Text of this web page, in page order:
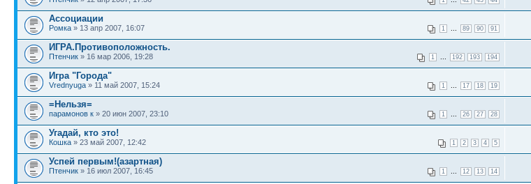
Ассоциации
1 89 90 91
Ромка » 13 апр 2007, 16:07
ИГРА.Противоположность.
1 192 193 194
Птенчик » 16 мар 2006, 19:28
Игра "Города"
1 17 18 19
Vrednyuga » 11 май 2007, 15:24
=Нельзя=
1 26 27 28
парамонов к » 20 июн 2007, 23:10
Угадай, кто это!
1 2 3 4 5
Кошка » 23 май 2007, 12:42
Успей первым!(азартная)
1 12 13 14
Птенчик » 16 июл 2007, 16:45